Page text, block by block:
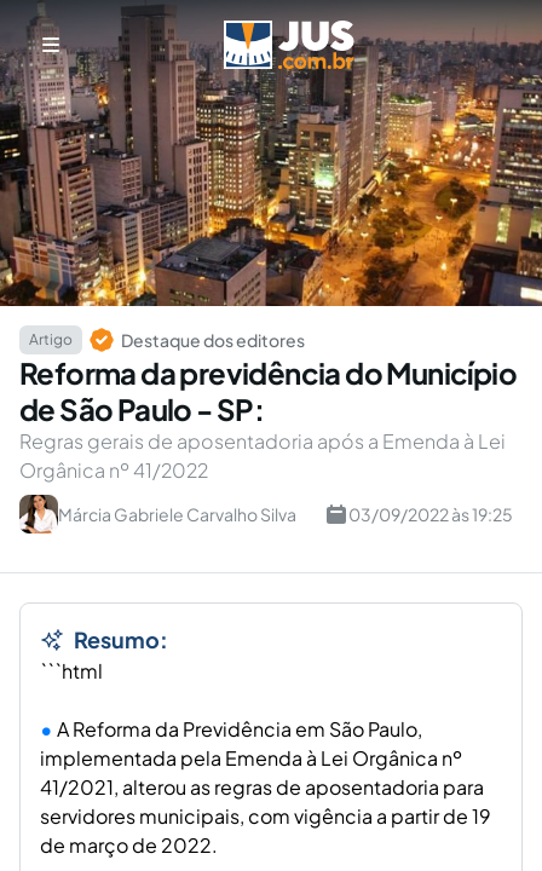
Artigo Destaque dos editores
Reforma da previdência do Município
de São Paulo - SP:
Regras gerais de aposentadoria após a Emenda à Lei
Orgânica nº 41/2022
Márcia Gabriele Carvalho Silva 03/09/2022 às 19:25
Resumo:
```html
A Reforma da Previdência em São Paulo,
implementada pela Emenda à Lei Orgânica nº
41/2021, alterou as regras de aposentadoria para
servidores municipais, com vigência a partir de 19
de março de 2022.